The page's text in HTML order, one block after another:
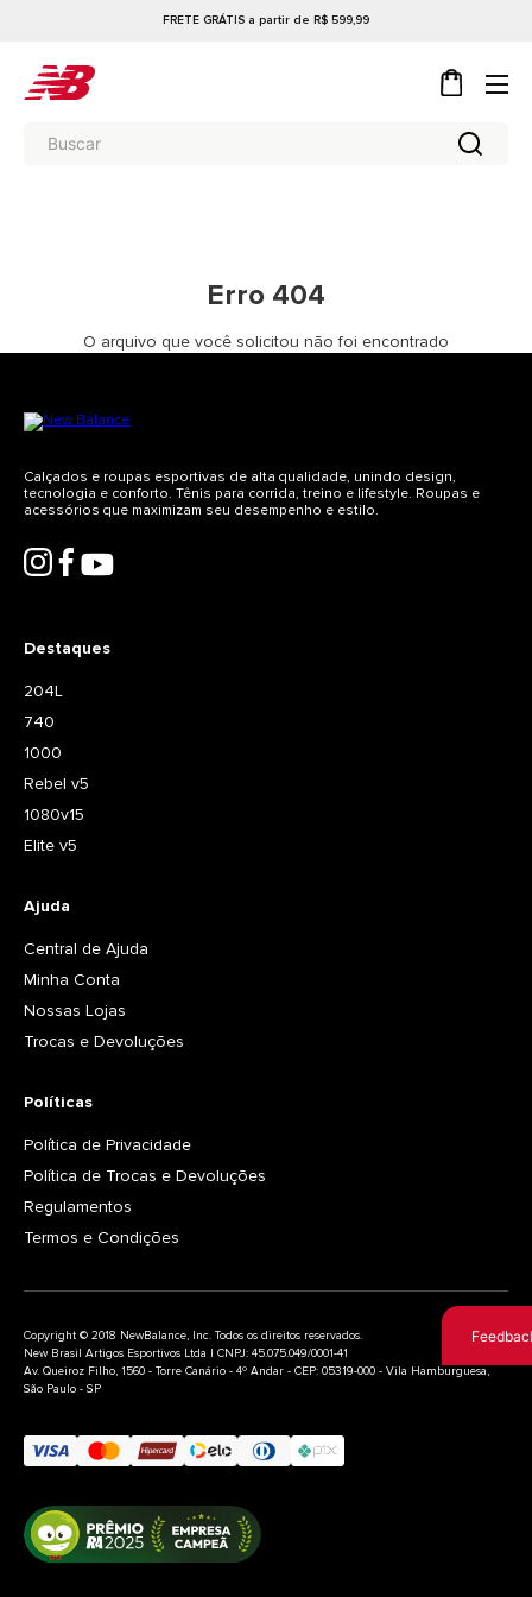
FRETE GRÁTIS a partir de R$ 599,99
Erro 404
O arquivo que você solicitou não foi encontrado
Destaques
204L
740
1000
Rebel v5
1080v15
Elite v5
Ajuda
Central de Ajuda
Minha Conta
Nossas Lojas
Trocas e Devoluções
Políticas
Política de Privacidade
Política de Trocas e Devoluções
Regulamentos
Termos e Condições
Calçados e roupas esportivas de alta qualidade, unindo design,
tecnologia e conforto. Tênis para corrida, treino e lifestyle. Roupas e
acessórios que maximizam seu desempenho e estilo.
Copyright © 2018 NewBalance, Inc. Todos os direitos reservados.
New Brasil Artigos Esportivos Ltda | CNPJ: 45.075.049/0001-41
Av. Queiroz Filho, 1560 - Torre Canário - 4º Andar - CEP: 05319-000 - Vila Hamburguesa,
São Paulo - SP